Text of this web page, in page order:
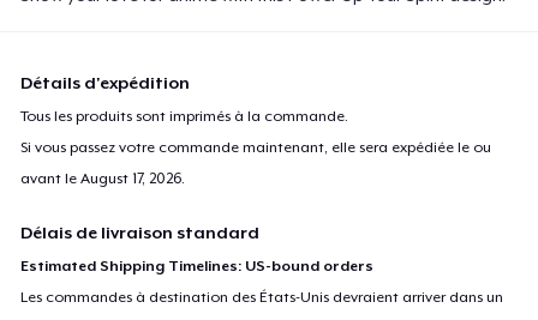
Détails d'expédition
Tous les produits sont imprimés à la commande.
Si vous passez votre commande maintenant, elle sera expédiée le ou
avant leAugust 17, 2026
Délais de livraison standard
Estimated Shipping Timelines: US-bound orders
Les commandes à destination des États-Unis devraient arriver dans un